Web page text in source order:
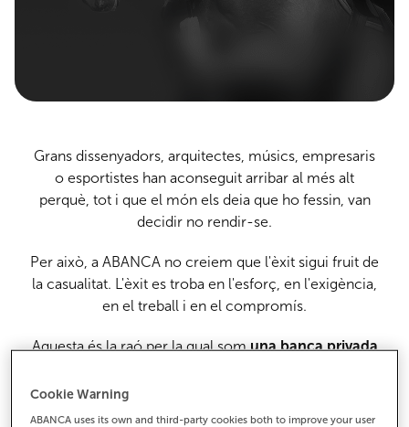
Grans dissenyadors, arquitectes, músics, empresaris
o esportistes han aconseguit arribar al més alt
perquè, tot i que el món els deia que ho fessin, van
decidir no rendir-se.
Per això, a ABANCA no creiem que l'èxit sigui fruit de
la casualitat. L'èxit es troba en l'esforç, en l'exigència,
en el treball i en el compromís.
Aquesta és la raó per la qual somuna banca privada
Cookie Warning
ABANCA uses its own and third-party cookies both to improve your user